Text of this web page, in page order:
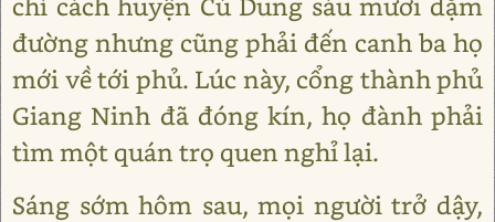
đường nhưng cũng phải đến canh ba họ
mới về tới phủ. Lúc này, cổng thành phủ
Giang Ninh đã đóng kín, họ đành phải
tìm một quán trọ quen nghỉ lại.
Sáng sớm hôm sau, mọi người trở dậy,